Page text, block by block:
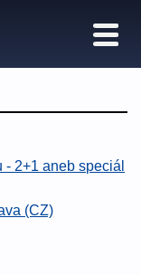
2+1 aneb speciál
(CZ)